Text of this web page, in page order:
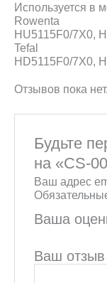
Используется в
Rowenta
HU5115F0/7X0,
Tefal
HD5115F0/7X0,
Отзывов пока нет.
Будьте
на «CS-
Ваш адрес
Ваша
Ваш